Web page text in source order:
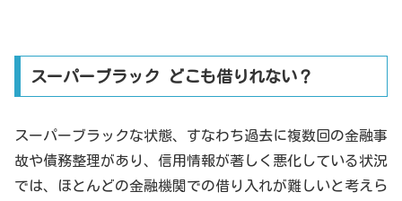
スーパーブラック どこも借りれない？
スーパーブラックな状態、すなわち過去に複数回の金融事
故や債務整理があり、信用情報が著しく悪化している状況
では、ほとんどの金融機関での借り入れが難しいと考えら